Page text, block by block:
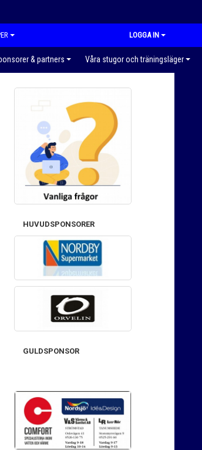
LOGGA IN
& partners Våra stugor och träningsläger
HUVUDSPONSORER
GULDSPONSOR